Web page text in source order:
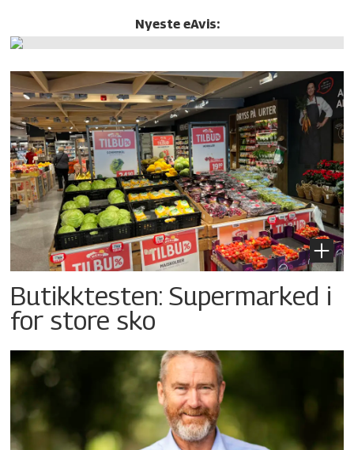
Nyeste eAvis:
Butikktesten: Supermarked i
for store sko